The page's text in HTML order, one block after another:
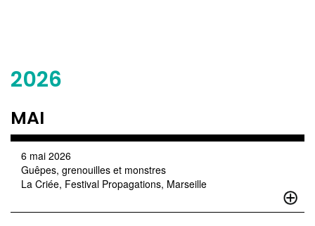
2026
MAI
6 mai 2026
Guêpes, grenouilles et monstres
La Criée, Festival Propagations, Marseille